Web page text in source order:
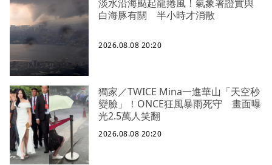
淡水沿海颳起龍捲風！氣象署證實與
白海豚有關 半小時才消散
2026.08.08 20:20
獨家／TWICE Mina一進華山「天空秒
變臉」！ONCE狂風暴雨死守 畫面曝
光2.5萬人笑翻
2026.08.08 20:20